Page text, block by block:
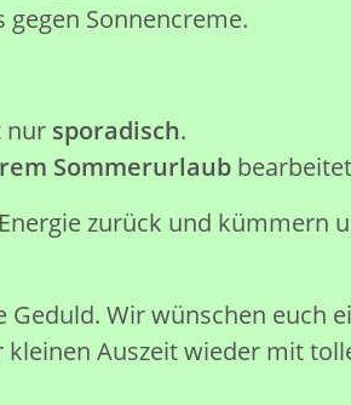
GTIN: 4892900887470
Achtung: Nicht
verschluckbare
Preise nach
Sonnencreme.
nur sporadisch.
Sommerurlaub
zurück und kümmern
Wir wünschen euch
Auszeit wieder mit